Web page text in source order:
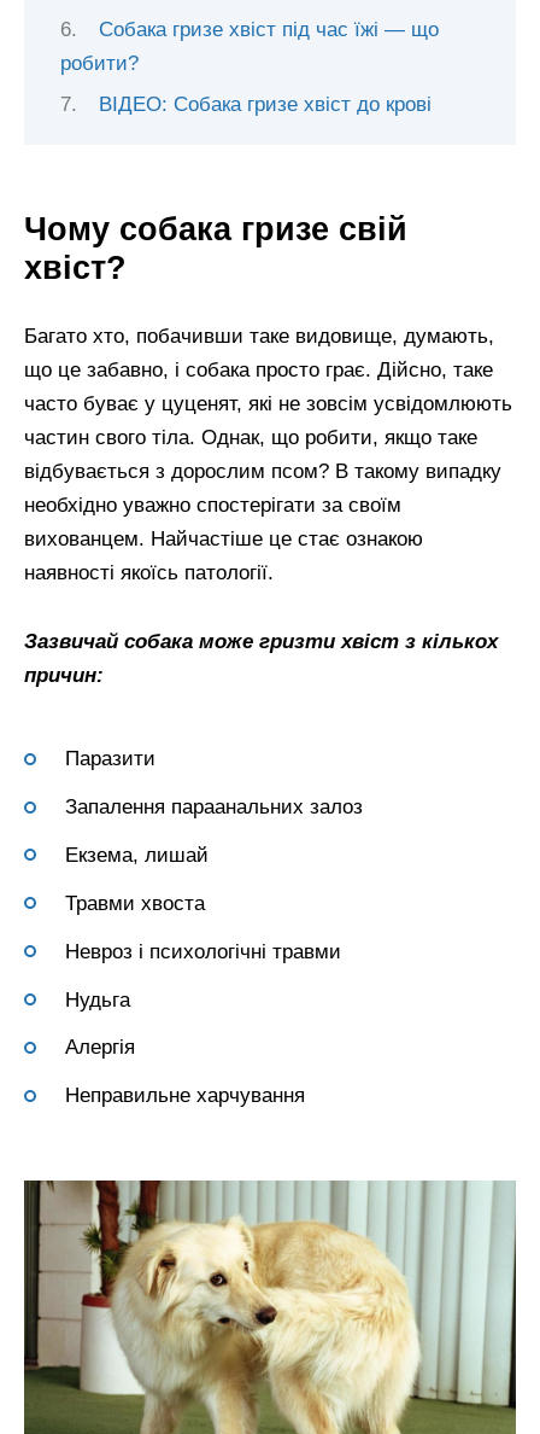
Собака гризе хвіст під час їжі — що
робити?
ВІДЕО: Собака гризе хвіст до крові
Чому собака гризе свій
хвіст?
Багато хто, побачивши таке видовище, думають,
що це забавно, і собака просто грає. Дійсно, таке
часто буває у цуценят, які не зовсім усвідомлюють
частин свого тіла. Однак, що робити, якщо таке
відбувається з дорослим псом? В такому випадку
необхідно уважно спостерігати за своїм
вихованцем. Найчастіше це стає ознакою
наявності якоїсь патології.
Зазвичай собака може гризти хвіст з кількох
причин:
Паразити
Запалення параанальних залоз
Екзема, лишай
Травми хвоста
Невроз і психологічні травми
Нудьга
Алергія
Неправильне харчування